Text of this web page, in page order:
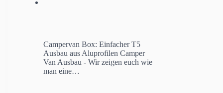
Campervan Box: Einfacher T5
Ausbau aus Aluprofilen Camper
Van Ausbau - Wir zeigen euch wie
man eine…